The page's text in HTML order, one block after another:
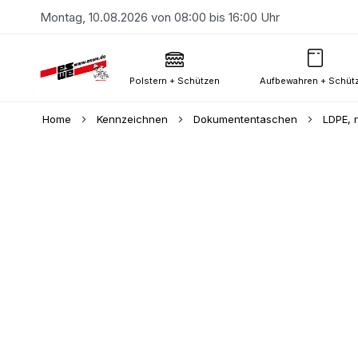
Montag, 10.08.2026 von 08:00 bis 16:00 Uhr
Polstern + Schützen Aufbewahren +
Home Kennzeichnen Dokumententaschen LDPE,